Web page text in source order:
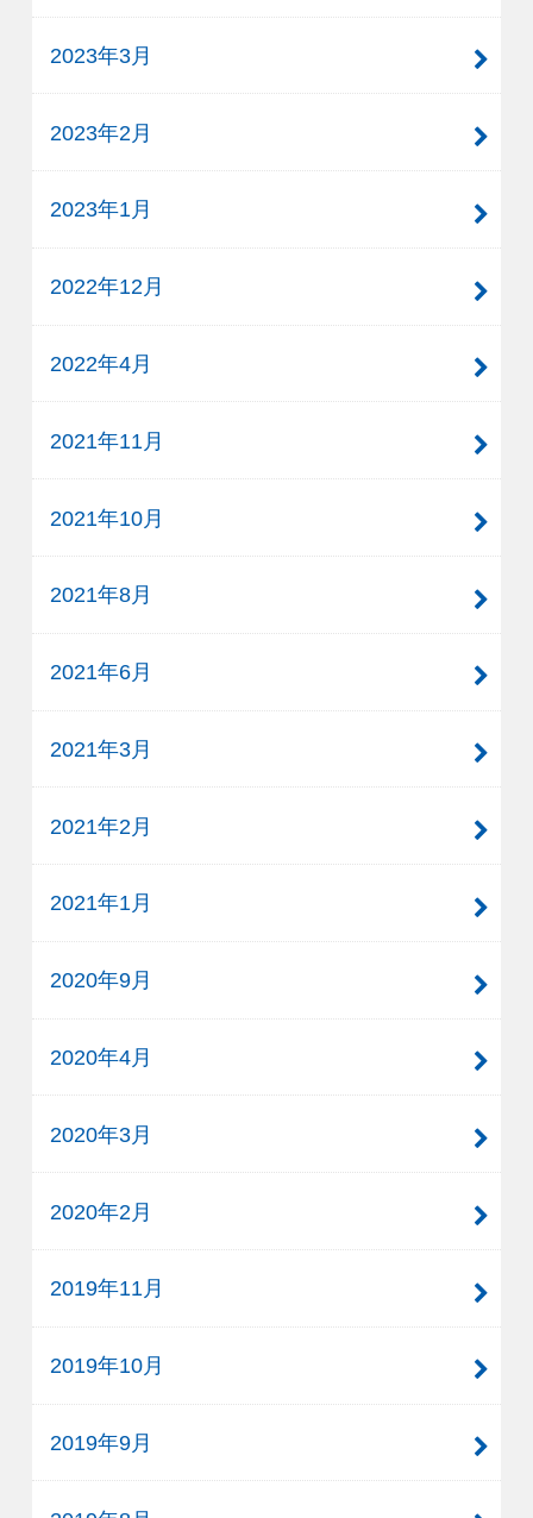
2023年3月
2023年2月
2023年1月
2022年12月
2022年4月
2021年11月
2021年10月
2021年8月
2021年6月
2021年3月
2021年2月
2021年1月
2020年9月
2020年4月
2020年3月
2020年2月
2019年11月
2019年10月
2019年9月